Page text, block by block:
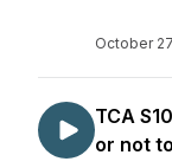
October
TCA
or not